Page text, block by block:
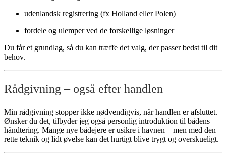
udenlandsk registrering (fx Holland eller Polen)
fordele og ulemper ved de forskellige løsninger
Du får et grundlag, så du kan træffe det valg, der passer bedst til dit
behov.
Rådgivning – også efter handlen
Min rådgivning stopper ikke nødvendigvis, når handlen er afsluttet.
Ønsker du det, tilbyder jeg også personlig introduktion til bådens
håndtering. Mange nye bådejere er usikre i havnen – men med den
rette teknik og lidt øvelse kan det hurtigt blive trygt og overskueligt.